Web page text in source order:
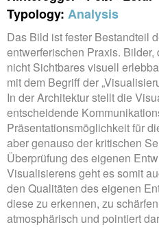
Typology: Analysis
Das Bild ist fester Bestandteil
entwerferischen Praxis.
nicht Sichtbares visuell
mit dem Begriff der
In der Architektur stellt die
entscheidende
Präsentationsmöglichkeit für
aber genauso der kritischen
Überprüfung des eigenen
Visualisierens geht es somit
den Qualitäten des eigenen
diese zu erkennen, zu
atmosphärisch und pointiert